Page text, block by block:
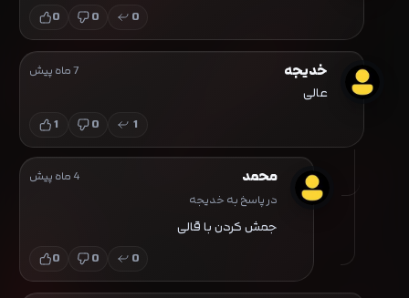
0 0 0
خدیجه 7 ماه پیش
عالی
1 0 1
محمد
4 ماه پیش
در پاسخ به خدیجه
جمش کردن با قالی
0 0 0